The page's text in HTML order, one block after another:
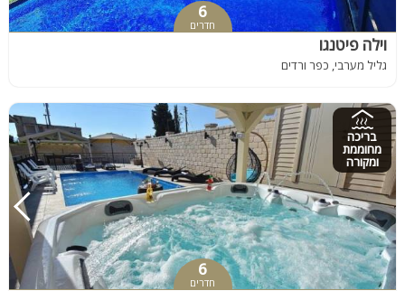
6
חדרים
וילה פיטנגו
גליל מערבי, כפר ורדים
בריכה
מחוממת
ומקורה
6
חדרים